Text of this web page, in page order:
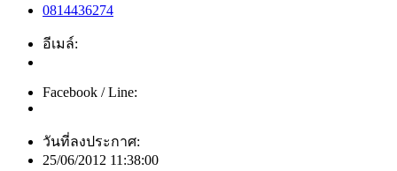
0814436274
อีเมล์:
Facebook / Line:
วันที่ลงประกาศ:
25/06/2012 11:38:00